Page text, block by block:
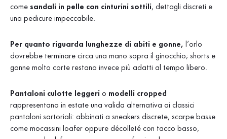
come sandali in pelle con cinturini sottili, dettagli discreti e
una pedicure impeccabile.
Per quanto riguarda lunghezze di abiti e gonne, l’orlo
dovrebbe terminare circa una mano sopra il ginocchio; shorts e
gonne molto corte restano invece più adatti al tempo libero.
Pantaloni culotte leggeri o modelli cropped
rappresentano in estate una valida alternativa ai classici
pantaloni sartoriali: abbinati a sneakers discrete, scarpe basse
come mocassini loafer oppure décolleté con tacco basso,